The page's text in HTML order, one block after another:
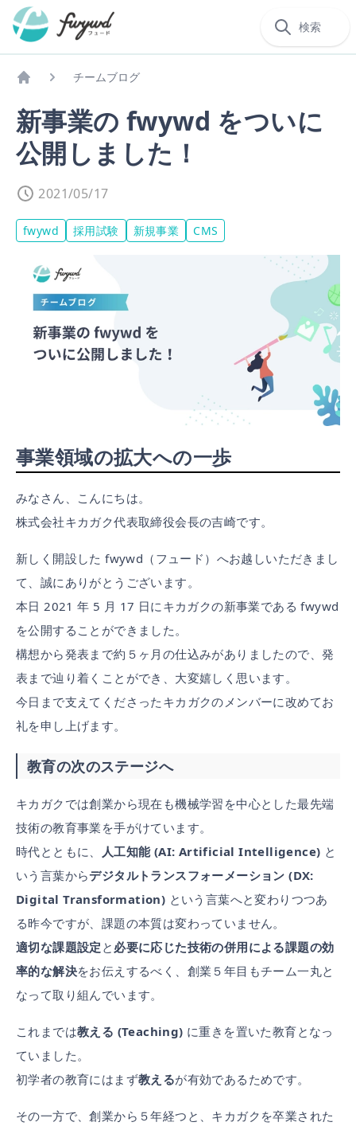
検索
チームブログ
新事業の fwywd をついに
公開しました！
2021/05/17
fwywd 採用試験 新規事業 CMS
事業領域の拡大への一歩
みなさん、こんにちは。
株式会社キカガク代表取締役会長の吉崎です。
新しく開設した fwywd（フュード）へお越しいただきまし
て、誠にありがとうございます。
本日 2021 年 5 月 17 日にキカガクの新事業である fwywd
を公開することができました。
構想から発表まで約５ヶ月の仕込みがありましたので、発
表まで辿り着くことができ、大変嬉しく思います。
今日まで支えてくださったキカガクのメンバーに改めてお
礼を申し上げます。
教育の次のステージへ
キカガクでは創業から現在も機械学習を中心とした最先端
技術の教育事業を手がけています。
時代とともに、
人工知能 (AI: Artificial Intelligence) と
いう言葉からデジタルトランスフォーメーション (DX:
Digital Transformation) という言葉へと変わりつつあ
る昨今ですが、課題の本質は変わっていません。
適切な課題設定 と 必要に応じた技術の併用による課題の効
率的な解決をお伝えするべく、創業５年目もチーム一丸と
なって取り組んでいます。
これまでは教える (Teaching) に重きを置いた教育となっ
ていました。
初学者の教育にはまず教えるが有効であるためです。
その一方で、創業から５年経つと、キカガクを卒業された